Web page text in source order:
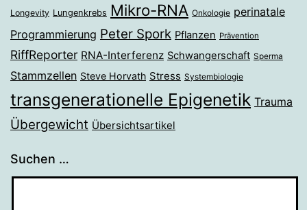
Longevity Lungenkrebs Mikro-RNA Onkologie perinatale
Programmierung Peter Spork Pflanzen Prävention
RiffReporter RNA-Interferenz Schwangerschaft Sperma
Stammzellen Steve Horvath Stress Systembiologie
transgenerationelle Epigenetik Trauma
Übergewicht Übersichtsartikel
Suchen …